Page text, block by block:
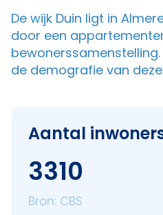
De wijk Duin ligt in
door een
de demografie van
Aantal
3310
Bron: CBS